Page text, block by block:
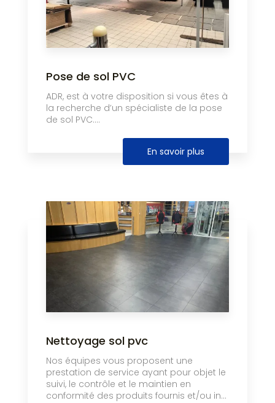
Pose de sol PVC
ADR, est à votre disposition si vous êtes à
la recherche d’un spécialiste de la pose
de sol PVC....
En savoir plus
Nettoyage sol pvc
Nos équipes vous proposent une
prestation de service ayant pour objet le
suivi, le contrôle et le maintien en
conformité des produits fournis et/ou in...